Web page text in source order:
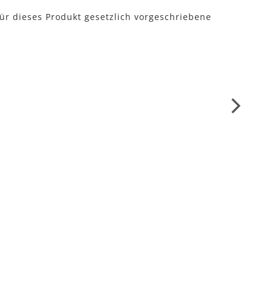
dieses Produkt gesetzlich vorgeschriebene